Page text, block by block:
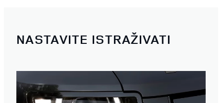
NASTAVITE ISTRAŽIVATI